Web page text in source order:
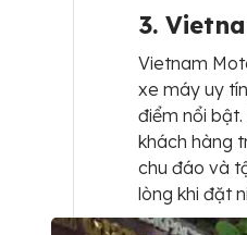
3.
Vietnam
xe máy uy
điểm nổi
khách hàng
chu đáo và
lòng khi đặt